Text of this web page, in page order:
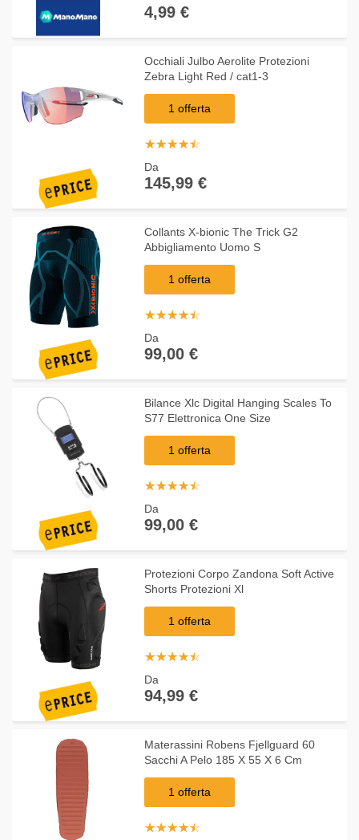
4,99 €
Occhiali Julbo Aerolite Protezioni
Zebra Light Red / cat1-3
1 offerta
☆☆☆☆☆
★★★★★
Da
145,99 €
Collants X-bionic The Trick G2
Abbigliamento Uomo S
1 offerta
☆☆☆☆☆
★★★★★
Da
99,00 €
Bilance Xlc Digital Hanging Scales To
S77 Elettronica One Size
1 offerta
☆☆☆☆☆
★★★★★
Da
99,00 €
Protezioni Corpo Zandona Soft Active
Shorts Protezioni Xl
1 offerta
☆☆☆☆☆
★★★★★
Da
94,99 €
Materassini Robens Fjellguard 60
Sacchi A Pelo 185 X 55 X 6 Cm
1 offerta
☆☆☆☆☆
★★★★★